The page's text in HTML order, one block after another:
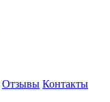
Отзывы Контакты